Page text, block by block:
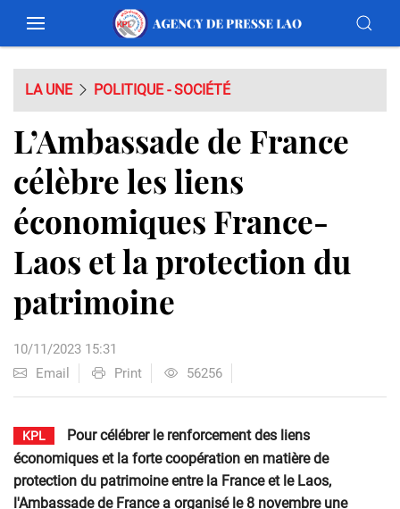
LA UNE POLITIQUE - SOCIÉTÉ
L’Ambassade de France
célèbre les liens
économiques France-
Laos et la protection du
patrimoine
10/11/2023 15:31
Email
Print 56256
KPL
Pour célébrer le renforcement des liens
économiques et la forte coopération en matière de
protection du patrimoine entre la France et le Laos,
l'Ambassade de France a organisé le 8 novembre une